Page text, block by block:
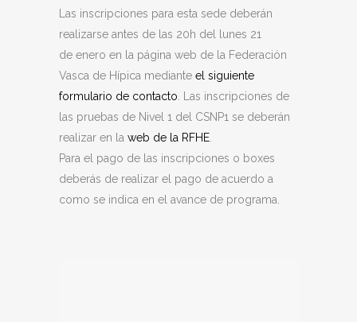
Las inscripciones para esta sede deberán
realizarse antes de las 20h del lunes 21
de enero en la página web de la Federación
Vasca de Hípica mediante el siguiente
formulario de contacto . Las inscripciones de
las pruebas de Nivel 1 del CSNP1 se deberán
realizar en la web de la RFHE
Para el pago de las inscripciones o boxes
deberás de realizar el pago de acuerdo a
como se indica en el avance de programa.